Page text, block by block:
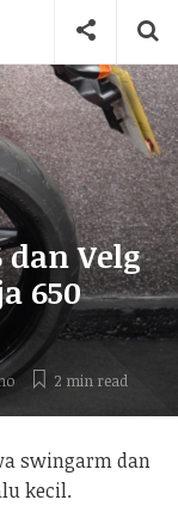
dan Velg
650
2 minread
swingarm dan
kecil.